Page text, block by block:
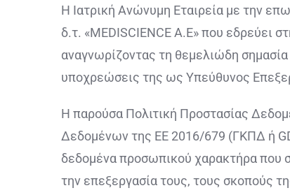
Η Ιατρική Ανώνυμη Εταιρεία με την
δ.τ. «MEDISCIENCE A.E» που εδρεύει
αναγνωρίζοντας τη θεμελιώδη
υποχρεώσεις της ως Υπεύθυνος
Η παρούσα Πολιτική Προστασίας
Δεδομένων της ΕΕ 2016/679 (ΓΚΠΔ ή
δεδομένα προσωπικού χαρακτήρα που
την επεξεργασία τους, τους σκοπούς